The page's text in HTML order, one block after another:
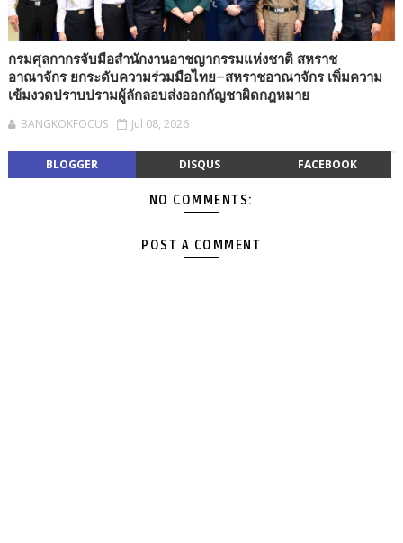
กรมศุลกากรจับมือสำนักงานอาชญากรรมแห่งชาติ สหราช
อาณาจักร ยกระดับความร่วมมือไทย–สหราชอาณาจักร เพิ่มความ
เข้มงวดปราบปรามผู้ลักลอบส่งออกกัญชาผิดกฎหมาย
BANGKOKFOCUS Jul 08, 2026
BLOGGER DISQUS FACEBOOK
NO COMMENTS:
POST A COMMENT